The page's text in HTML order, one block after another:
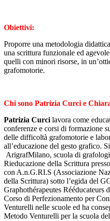
Obiettivi:
Proporre una metodologia
una scrittura funzionale ed
quelli con minori risorse, in
grafomotorie.
Chi sono Patrizia Curci e
Patrizia Curcilavora come
conferenze e corsi di formazione
delle difficoltà grafomotorie e
all’educazione del gesto grafico.
ArigrafMilano, scuola di
Rieducazione della Scrittura
con A.n.G.RI.S (Associazione
della Scrittura) sotto l’egida del
Graphothérapeutes Rééducateurs
Corso di Perfezionamento per
Venturelli nelle scuole ed ha
Metodo Venturelli per la scuola